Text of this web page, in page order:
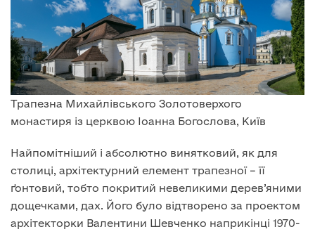
Трапезна Михайлівського Золотоверхого
монастиря із церквою Іоанна Богослова, Київ
Найпомітніший і абсолютно винятковий, як для
столиці, архітектурний елемент трапезної – її
ґонтовий, тобто покритий невеликими дерев’яними
дощечками, дах. Його було відтворено за проектом
архітекторки Валентини Шевченко наприкінці 1970-